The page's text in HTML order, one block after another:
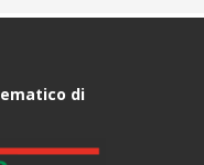
di